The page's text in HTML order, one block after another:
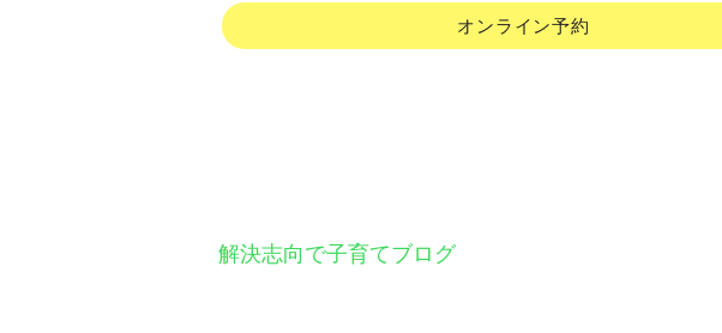
オンライン予約
解決志向で子育てブログ